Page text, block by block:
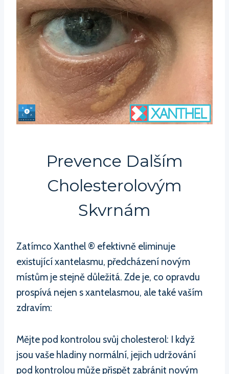
Prevence Dalším
Cholesterolovým
Skvrnám
Zatímco Xanthel ® efektivně eliminuje
existující xantelasmu, předcházení novým
místům je stejně důležitá. Zde je, co opravdu
prospívá nejen s xantelasmou, ale také vaším
zdravím:
Mějte pod kontrolou svůj cholesterol: I když
jsou vaše hladiny normální, jejich udržování
pod kontrolou může přispět zabránit novým